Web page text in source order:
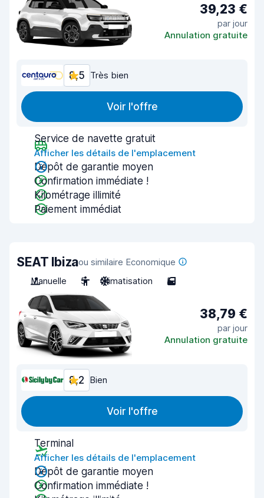
39,23 €
par jour
Annulation gratuite
8,5 Très bien
Voir l'offre
Service de navette gratuit
Afficher les détails de l'emplacement
Dépôt de garantie moyen
Confirmation immédiate !
Kilométrage illimité
Paiement immédiat
SEAT Ibizaou similaire Economique
Manuelle
5 Climatisation 5
38,79 €
par jour
Annulation gratuite
8,2 Bien
Voir l'offre
Terminal
Afficher les détails de l'emplacement
Dépôt de garantie moyen
Confirmation immédiate !